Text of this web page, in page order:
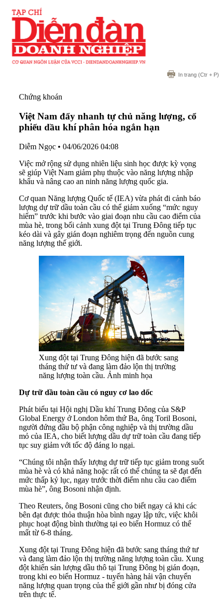
In trang (Ctr + P)
Chứng khoán
Việt Nam đẩy nhanh tự chủ năng lượng, cổ
phiếu dầu khí phân hóa ngắn hạn
Diễm Ngọc • 04/06/2026 04:08
Việc mở rộng sử dụng nhiên liệu sinh học được kỳ vọng
sẽ giúp Việt Nam giảm phụ thuộc vào năng lượng nhập
khẩu và nâng cao an ninh năng lượng quốc gia.
Cơ quan Năng lượng Quốc tế (IEA) vừa phát đi cảnh báo
lượng dự trữ dầu toàn cầu có thể giảm xuống “mức nguy
hiểm” trước khi bước vào giai đoạn nhu cầu cao điểm của
mùa hè, trong bối cảnh xung đột tại Trung Đông tiếp tục
kéo dài và gây gián đoạn nghiêm trọng đến nguồn cung
năng lượng thế giới.
Xung đột tại Trung Đông hiện đã bước sang
tháng thứ tư và đang làm đảo lộn thị trường
năng lượng toàn cầu. Ảnh minh họa
Dự trữ dầu toàn cầu có nguy cơ lao dốc
Phát biểu tại Hội nghị Dầu khí Trung Đông của S&P
Global Energy ở London hôm thứ Ba, ông Toril Bosoni,
người đứng đầu bộ phận công nghiệp và thị trường dầu
mỏ của IEA, cho biết lượng dầu dự trữ toàn cầu đang tiếp
tục suy giảm với tốc độ đáng lo ngại.
“Chúng tôi nhận thấy lượng dự trữ tiếp tục giảm trong suốt
mùa hè và có khả năng hoặc rất có thể chúng ta sẽ đạt đến
mức thấp kỷ lục, ngay trước thời điểm nhu cầu cao điểm
mùa hè”, ông Bosoni nhận định.
Theo Reuters, ông Bosoni cũng cho biết ngay cả khi các
bên đạt được thỏa thuận hòa bình ngay lập tức, việc khôi
phục hoạt động bình thường tại eo biển Hormuz có thể
mất từ 6-8 tháng.
Xung đột tại Trung Đông hiện đã bước sang tháng thứ tư
và đang làm đảo lộn thị trường năng lượng toàn cầu. Xung
đột khiến sản lượng dầu thô tại Trung Đông bị gián đoạn,
trong khi eo biển Hormuz - tuyến hàng hải vận chuyển
năng lượng quan trọng của thế giới gần như bị đóng cửa
trên thực tế.